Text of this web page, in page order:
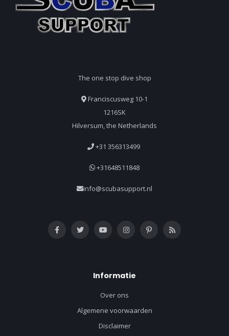
The one stop dive shop
Franciscusweg 10-1
1216SK
Hilversum, the Netherlands
+31 356313499
+31648511848
info@scubasupport.nl
Informatie
Over ons
Algemene voorwaarden
Disclaimer